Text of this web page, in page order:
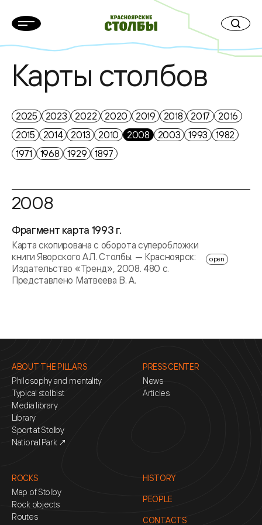
Карты столбов
2025 2023 2022 2020 2019 2018 2017
2016
2015
2014 2013 2010 2008 2003 1993
1982
1971
1968 1929 1897
2008
Фрагмент карта 1993 г.
Карта скопирована с оборота суперобложки
книги Яворского А.Л. Столбы. — Красноярск:
Издательство «Тренд», 2008. 480 с.
Представлено Матвеева В. А.
open
ABOUT THE PILLARS
Philosophy and mentality
Typical stolbist
Media library
Library
Sport at Stolby
National Park ↗
PRESS CENTER
News
Articles
ROCKS
Map of Stolby
Rock objects
Routes
HISTORY
PEOPLE
CONTACTS